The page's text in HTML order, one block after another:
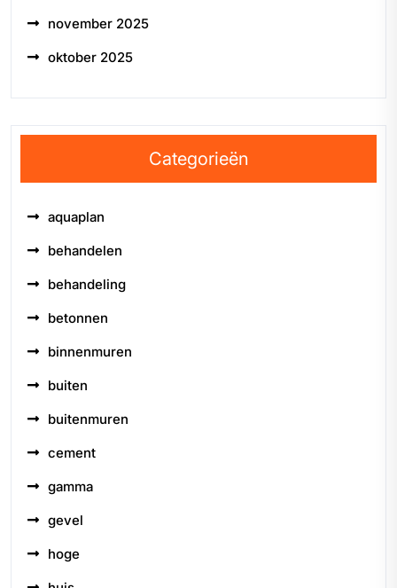
november 2025
oktober 2025
Categorieën
aquaplan
behandelen
behandeling
betonnen
binnenmuren
buiten
buitenmuren
cement
gamma
gevel
hoge